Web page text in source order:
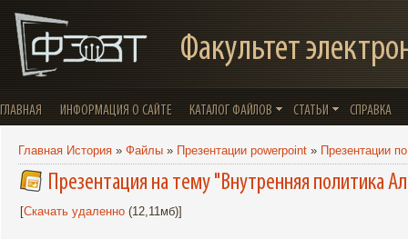
Факультет
ГЛАВНАЯ ИНФОРМАЦИЯ О САЙТЕ КАТАЛОГ ФАЙЛОВ СТАТЬИ СПРАВКА
Главная История » Файлы » Презентации powerpoint » Презентации
Презентация на тему "Внутренняя политика
[Скачать удаленно (12,11мб)]